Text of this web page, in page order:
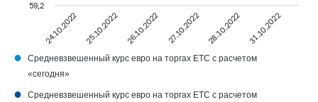
24.10.2022 25.10.2022 26.10.2022 27.10.2022 28.10.2022 31.10.2022
59,2
●
Средневзвешенный курс евро на торгах ETC с расчетом
«сегодня»
●
Средневзвешенный курс евро на торгах ETC с расчетом